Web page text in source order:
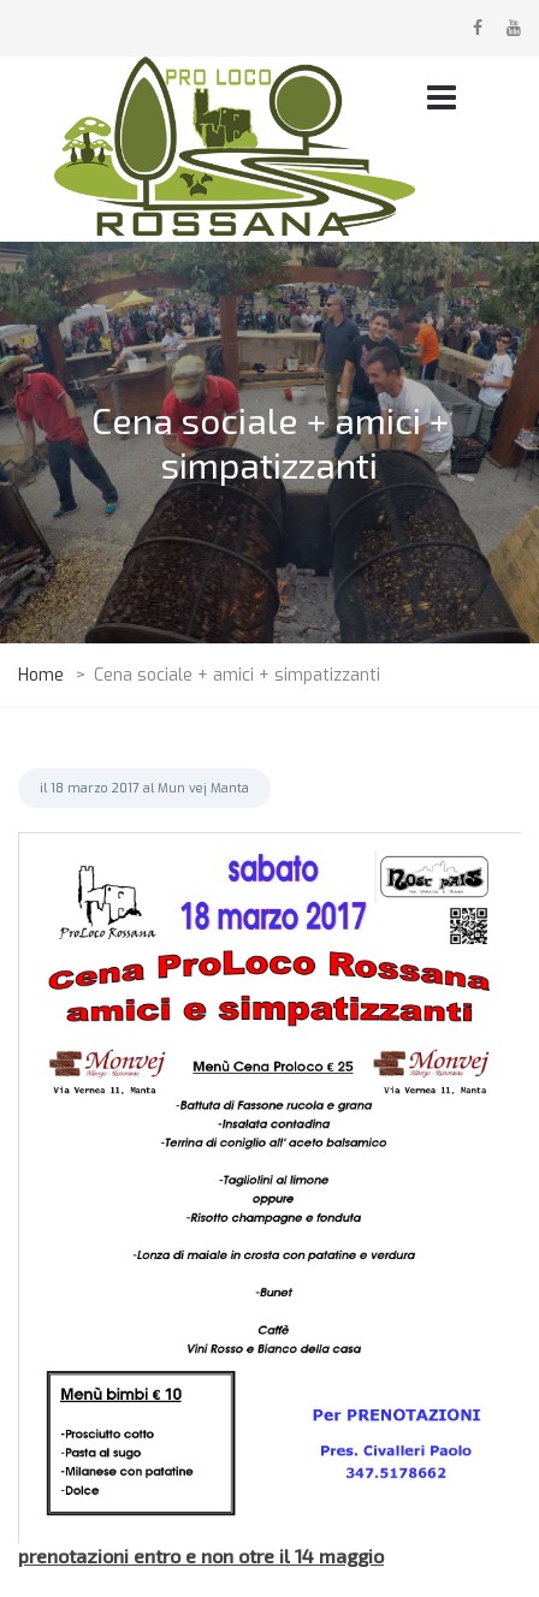
Cena sociale + amici +
simpatizzanti
Home > Cena sociale + amici + simpatizzanti
il 18 marzo 2017 al Mun vej Manta
prenotazioni entro e non otre il 14 maggio